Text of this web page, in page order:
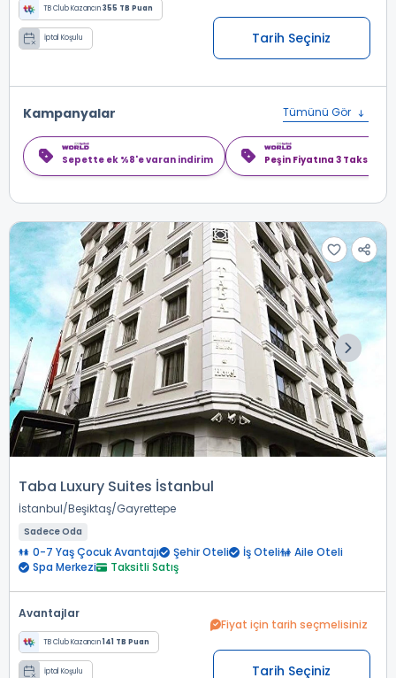
TB Club Kazancın355 TB Puan
İptal Koşulu Tarih Seçiniz
Kampanyalar Tümünü Gör
Sepette ek %8'e varan indirim Peşin Fiyatına 3 Taksit
Taba Luxury Suites İstanbul
İstanbul Beşiktaş Gayrettepe
Sadece Oda
0-7 Yaş Çocuk Avantajı Şehir Oteli İş Oteli
Aile Oteli
Spa Merkezi
Taksitli Satış
Avantajlar
TB Club Kazancın141 TB Puan
İptal Koşulu
Fiyat için tarih seçmelisiniz
Tarih Seçiniz